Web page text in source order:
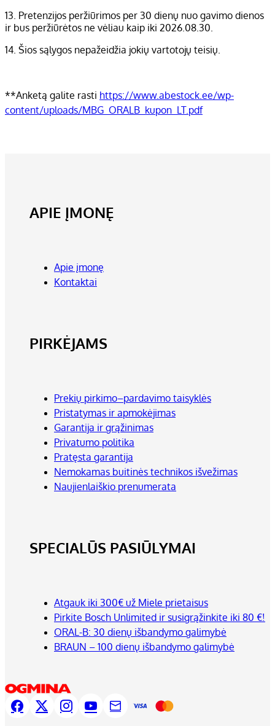
13. Pretenzijos peržiūrimos per 30 dienų nuo gavimo dienos
ir bus peržiūrėtos ne vėliau kaip iki 2026.08.30.
14. Šios sąlygos nepažeidžia jokių vartotojų teisių.
**Anketą galite rasti https://www.abestock.ee/wp-
content/uploads/MBG_ORALB_kupon_LT.pdf
APIE ĮMONĘ
Apie įmonę
Kontaktai
PIRKĖJAMS
Prekių pirkimo–pardavimo taisyklės
Pristatymas ir apmokėjimas
Garantija ir grąžinimas
Privatumo politika
Pratęsta garantija
Nemokamas buitinės technikos išvežimas
Naujienlaiškio prenumerata
SPECIALŪS PASIŪLYMAI
Atgauk iki 300€ už Miele prietaisus
Pirkite Bosch Unlimited ir susigrąžinkite iki 80 €!
ORAL-B: 30 dienų išbandymo galimybė
BRAUN – 100 dienų išbandymo galimybė